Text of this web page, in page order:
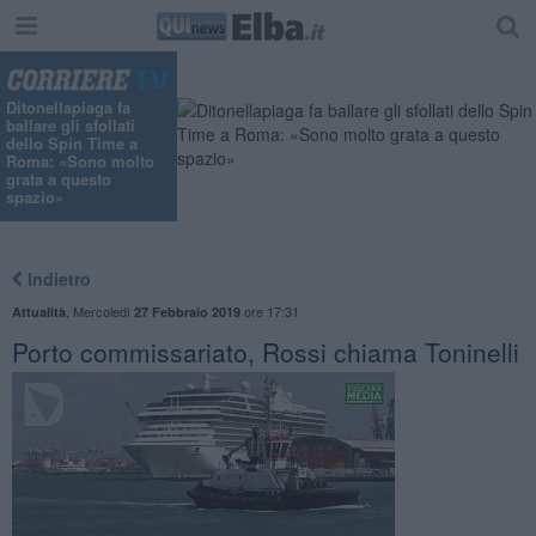
Ditonellapiaga fa
ballare gli sfollati
dello Spin Time a
Roma: «Sono molto
grata a questo
spazio»
Indietro
Attualità Mercoledì 27 Febbraio 2019ore 17:31
Porto commissariato, Rossi chiama Toninelli